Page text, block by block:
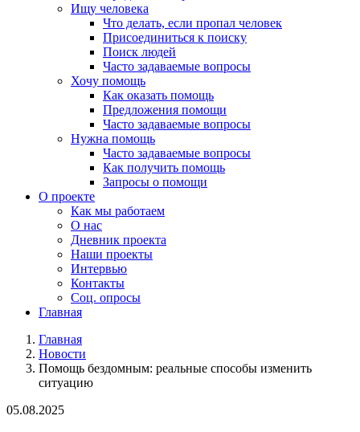
Ищу человека
Что делать, если пропал человек
Присоединиться к поиску
Поиск людей
Часто задаваемые вопросы
Хочу помощь
Как оказать помощь
Предложения помощи
Часто задаваемые вопросы
Нужна помощь
Часто задаваемые вопросы
Как получить помощь
Запросы о помощи
О проекте
Как мы работаем
О нас
Дневник проекта
Наши проекты
Интервью
Контакты
Соц. опросы
Главная
Главная
Новости
Помощь бездомным: реальные способы изменить
ситуацию
05.08.2025